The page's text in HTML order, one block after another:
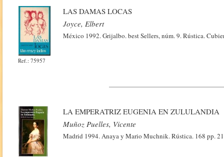
Ref.: 75957
LAS DAMAS LOCAS
Joyce, Elbert
México 1992. Grijalbo. best Sellers, núm. 9. Rústica.
LA EMPERATRIZ EUGENIA EN ZULULANDIA
Muñoz Puelles, Vicente
Madrid 1994. Anaya y Mario Muchnik. Rústica. 168 pp.